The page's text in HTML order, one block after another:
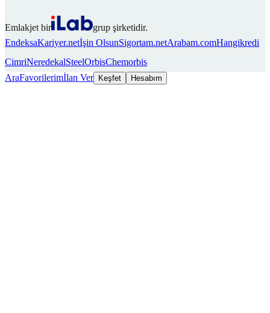
Emlakjet bir
grup şirketidir.
EndeksaKariyer.netİşin OlsunSigortam.netArabam.comHangikredi
CimriNeredekalSteelOrbisChemorbis
AraFavorilerimİlan Ver Keşfet Hesabım